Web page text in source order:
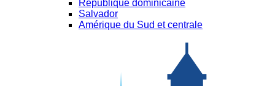
République dominicaine
Salvador
Amérique du Sud et centrale